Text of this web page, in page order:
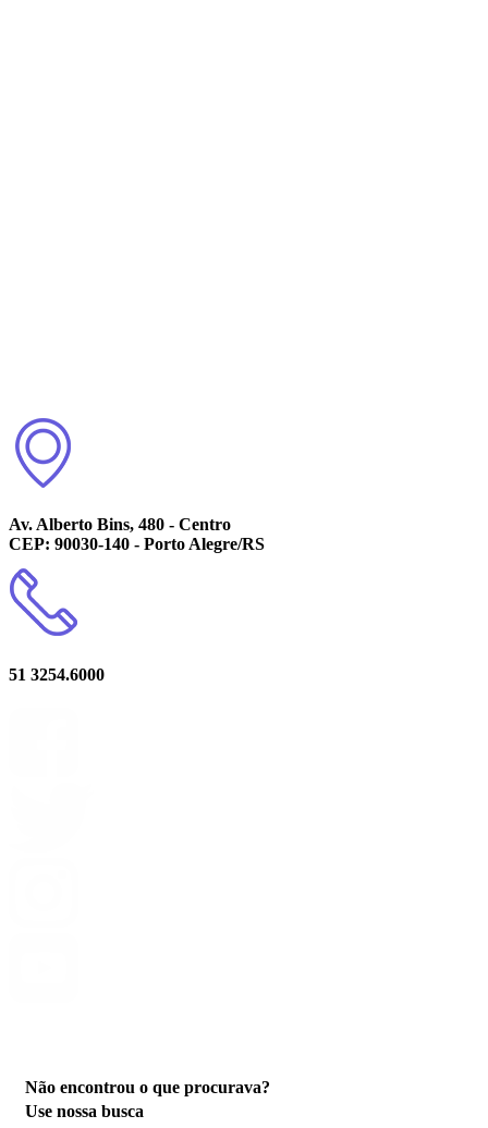
Av. Alberto Bins, 480 - Centro
CEP: 90030-140 - Porto Alegre/RS
51 3254.6000
Não encontrou o que procurava?
Use nossa busca